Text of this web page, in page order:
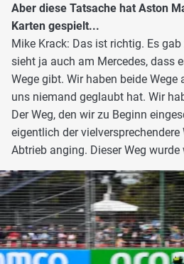
Aber diese Tatsache hat Aston
Karten gespielt...
Mike Krack: Das ist richtig. Es
sieht ja auch am Mercedes, dass
Wege gibt. Wir haben beide
uns niemand geglaubt hat. Wir
Der Weg, den wir zu Beginn
eigentlich der vielversprechendere
Abtrieb anging. Dieser Weg wurde